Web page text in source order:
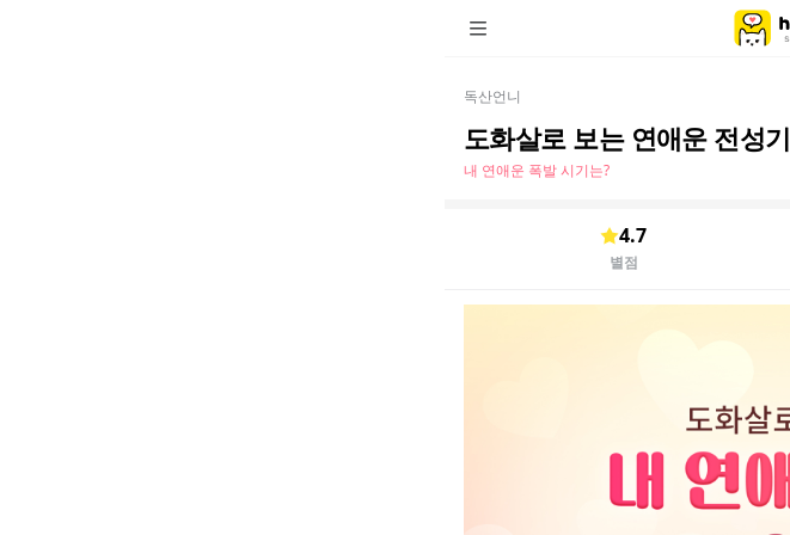
독산언니
도화살로 보는 연애운 전성기
내 연애운 폭발 시기는?
4.7
별점